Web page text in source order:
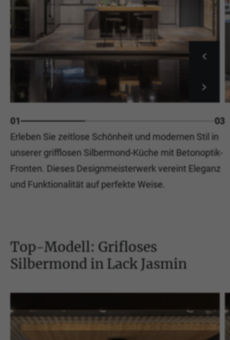
01
03
Erleben Sie zeitlose Schönheit und modernen Stil in
unserer grifflosen Silbermond-Küche mit Betonoptik-
Fronten. Dieses Designmeisterwerk vereint Eleganz
und Funktionalität auf perfekte Weise.
Top-Modell: Grifloses
Silbermond in Lack Jasmin